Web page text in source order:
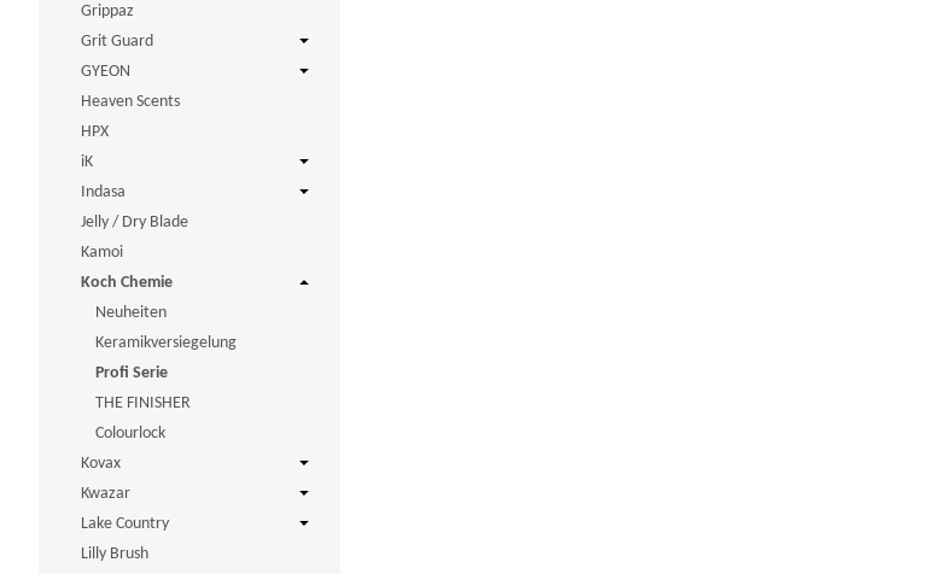
Grippaz
Grit Guard
GYEON
Heaven Scents
HPX
iK
Indasa
Jelly / Dry Blade
Kamoi
Koch Chemie
Neuheiten
Keramikversiegelung
Profi Serie
THE FINISHER
Colourlock
Kovax
Kwazar
Lake Country
Lilly Brush